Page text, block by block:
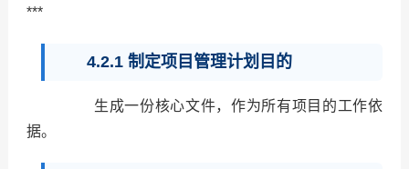
***
4.2.1 制定项目管理计划目的
生成一份核心文件，作为所有项目的工作依
据。